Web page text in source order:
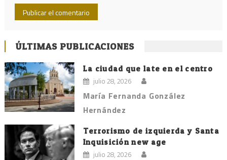
ÚLTIMAS PUBLICACIONES
La ciudad que late en el centro
julio 28, 2026
María Fernanda González
Hernández
Terrorismo de izquierda y Santa
Inquisición new age
julio 28, 2026